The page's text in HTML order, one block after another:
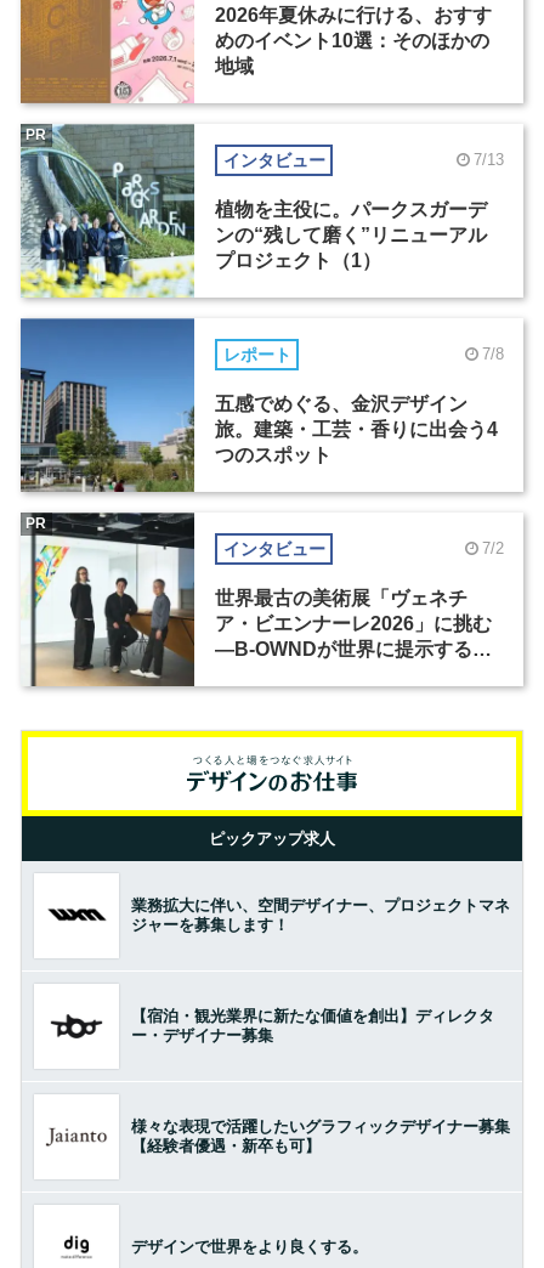
2026年夏休みに行ける、おすす
めのイベント10選：そのほかの
地域
インタビュー 7/13
植物を主役に。パークスガーデ
ンの“残して磨く”リニューアル
プロジェクト（1）
PR
レポート 7/8
五感でめぐる、金沢デザイン
旅。建築・工芸・香りに出会う4
つのスポット
インタビュー 7/2
世界最古の美術展「ヴェネチ
ア・ビエンナーレ2026」に挑む
―B-OWNDが世界に提示する美
PR
ピックアップ求人
業務拡大に伴い、空間デザイナー、プロジェクトマネ
ジャーを募集します！
【宿泊・観光業界に新たな価値を創出】ディレクタ
ー・デザイナー募集
様々な表現で活躍したいグラフィックデザイナー募集
【経験者優遇・新卒も可】
デザインで世界をより良くする。